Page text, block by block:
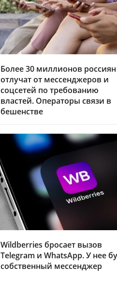
Более 30 миллионов россиян
отлучат от мессенджеров и
соцсетей по требованию
властей. Операторы связи в
бешенстве
Wildberries бросает вызов
Telegram и WhatsApp. У нее
собственный мессенджер